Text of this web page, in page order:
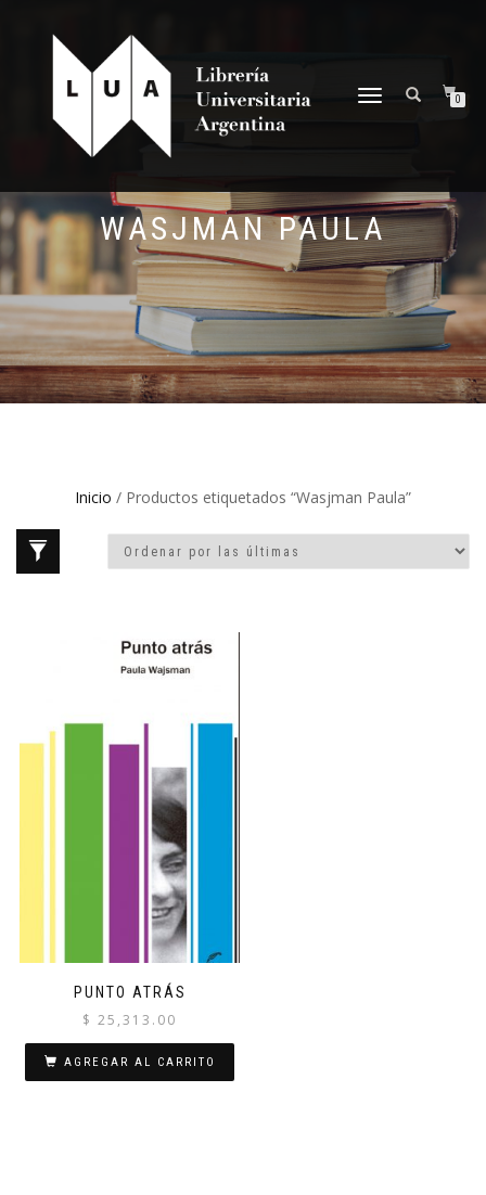
NAVEGACIÓN
0
WASJMAN PAULA
Inicio / Productos etiquetados “Wasjman Paula”
PUNTO ATRÁS
$ 25,313.00
AGREGAR AL CARRITO